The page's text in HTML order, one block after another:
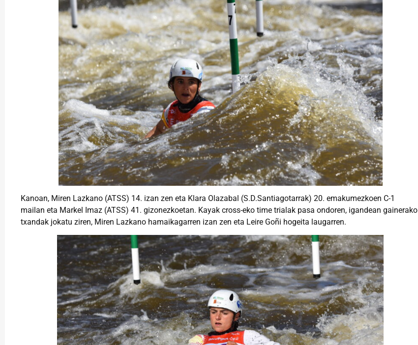
Kanoan, Miren Lazkano (ATSS) 14. izan zen eta Klara Olazabal (S.D.Santiagotarrak) 20. emakumezkoen C-1
mailan eta Markel Imaz (ATSS) 41. gizonezkoetan. Kayak cross-eko time trialak pasa ondoren, igandean gainerako
txandak jokatu ziren, Miren Lazkano hamaikagarren izan zen eta Leire Goñi hogeita laugarren.